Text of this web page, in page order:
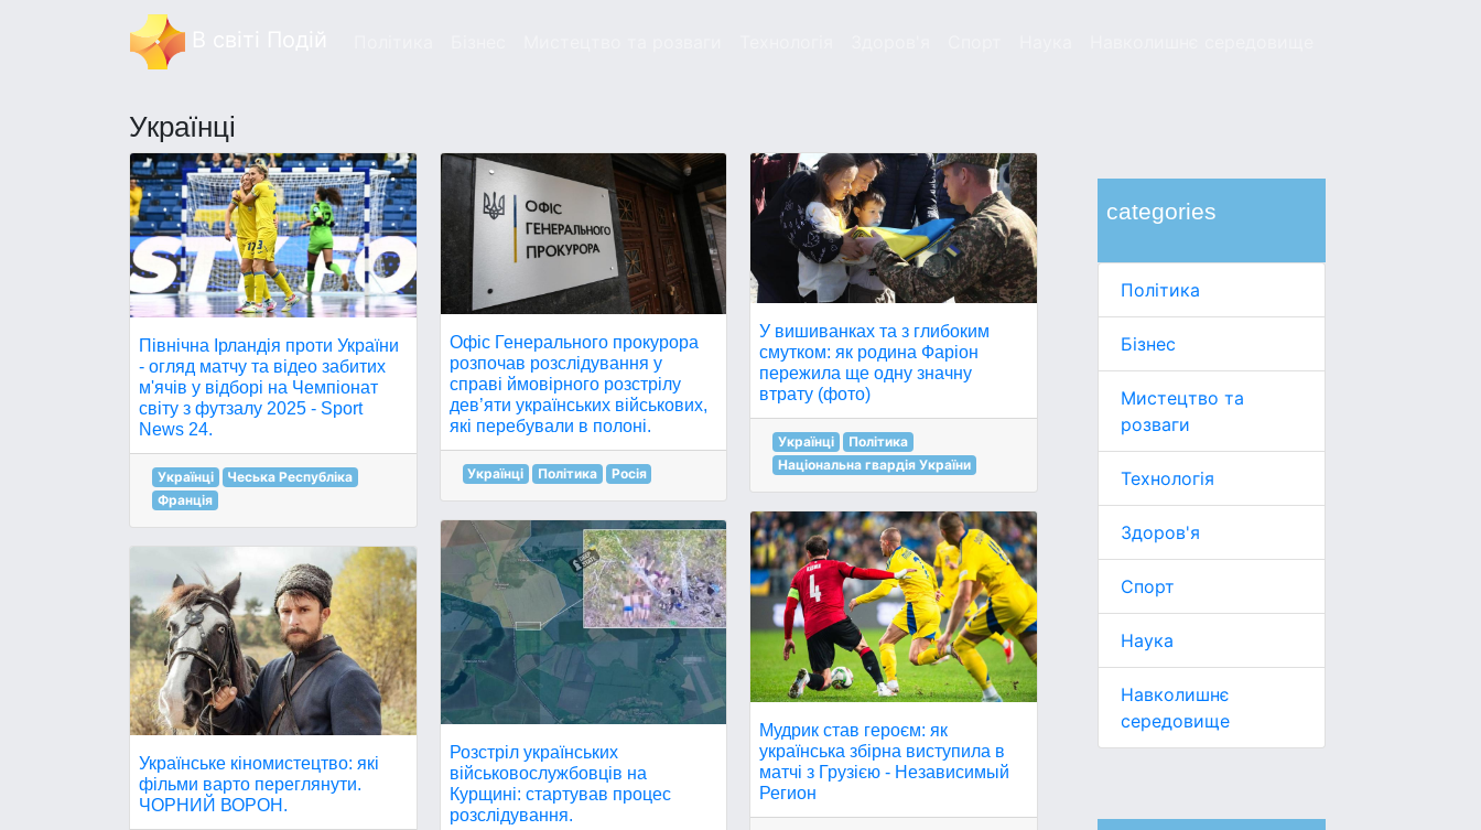
Українці
categories
Політика
Бізнес
Мистецтво та
розваги
Технологія
Здоров'я
Спорт
Наука
Навколишнє
середовище
Північна Ірландія проти України
- огляд матчу та відео забитих
м'ячів у відборі на Чемпіонат
світу з футзалу 2025 - Sport
News 24.
Українці
Чеська Республіка
Франція
Українське кіномистецтво: які
фільми варто переглянути.
ЧОРНИЙ ВОРОН.
Офіс Генерального прокурора
розпочав розслідування у
справі ймовірного розстрілу
дев’яти українських військових,
які перебували в полоні.
Українці Політика Росія
Розстріл українських
військовослужбовців на
Курщині: стартував процес
розслідування.
У вишиванках та з глибоким
смутком: як родина Фаріон
пережила ще одну значну
втрату (фото)
Українці
Політика
Національна гвардія України
Мудрик став героєм: як
українська збірна виступила в
матчі з Грузією - Независимый
Регион